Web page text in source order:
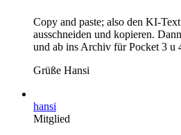
Copy and paste; also den KI-
ausschneiden und kopieren.
und ab ins Archiv für Pocket 3 u
Grüße Hansi
hansi
Mitglied